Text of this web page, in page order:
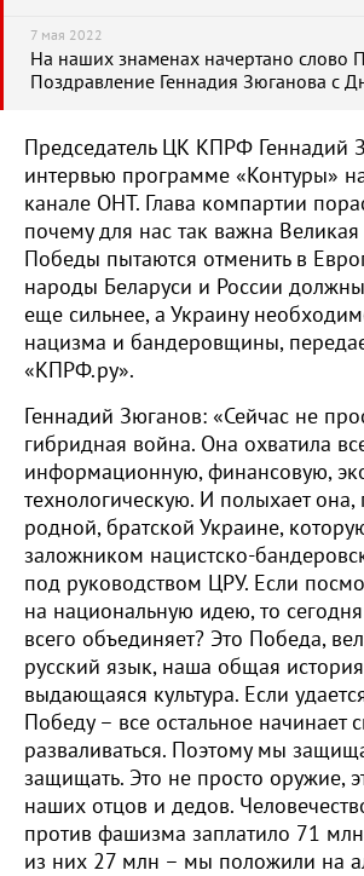
7 мая 2022
На наших знаменах начертано слово
Поздравление Геннадия Зюганова с
Председатель ЦК КПРФ Геннадий
интервью программе «Контуры»
канале ОНТ. Глава компартии
почему для нас так важна
Победы пытаются отменить в
народы Беларуси и России должны
еще сильнее, а Украину
нацизма и бандеровщины,
«КПРФ.ру».
Геннадий Зюганов: «Сейчас не
гибридная война. Она охватила
информационную, финансовую,
технологическую. И полыхает она,
родной, братской Украине,
заложником нацистско-
под руководством ЦРУ. Если
на национальную идею, то
всего объединяет? Это Победа,
русский язык, наша общая
выдающаяся культура. Если
Победу – все остальное начинает
разваливаться. Поэтому мы
защищать. Это не просто оружие,
наших отцов и дедов.
против фашизма заплатило 71
из них 27 млн – мы положили на